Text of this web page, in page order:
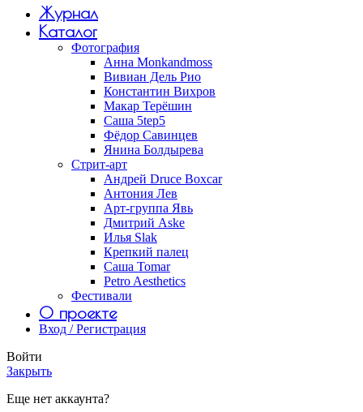
Журнал
Каталог
Фотография
Анна Monkandmoss
Вивиан Дель Рио
Константин Вихров
Макар Терёшин
Саша 5tep5
Фёдор Савинцев
Янина Болдырева
Стрит-арт
Андрей Druce Boxcar
Антония Лев
Арт-группа Явь
Дмитрий Aske
Илья Slak
Крепкий палец
Саша Tomar
Petro Aesthetics
Фестивали
О проекте
Вход / Регистрация
Войти
Закрыть
Еще нет аккаунта?